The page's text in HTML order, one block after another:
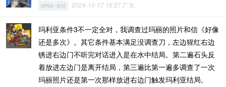
uma--poi 2024-10-17 16:27 广东
玛利亚条件3不一定全对，我调查过玛丽的照片和信《好像
还是多次》。其它条件基本满足没调查刀，左边猩红右边
锈进右边门不听完对话进入是在水中结局。第二遍石头反
着放进左边门是离开结局，第三遍比第一遍多调查了一次
玛丽照片还是第一次那样放进右边门触发玛利亚结局。